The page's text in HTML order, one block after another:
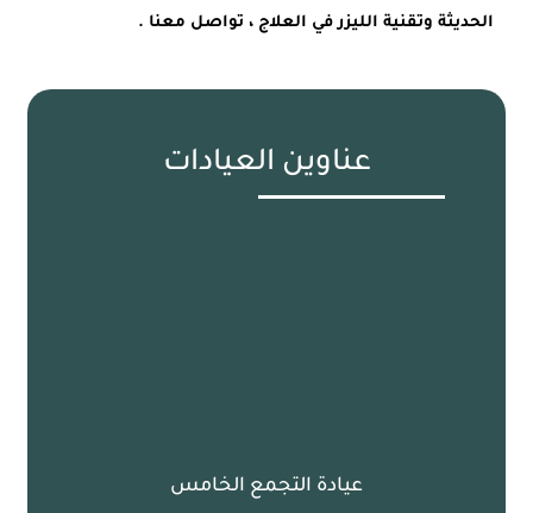
الحديثة وتقنية الليزر في العلاج ، تواصل معنا .
عناوين العيادات
عيادة التجمع الخامس